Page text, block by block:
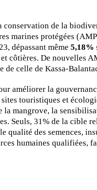
conservation de la
marines protégées
dépassant même 5,18%
côtières. De nouvelles
celle de Kassa-
améliorer la
touristiques et
mangrove, la
Seuls, 31% de la cible
qualité des semences,
humaines qualifiées,